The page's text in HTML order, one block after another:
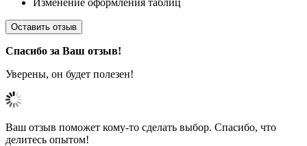
Оставить отзыв
Спасибо за Ваш отзыв!
Уверены, он будет полезен!
Ваш отзыв поможет кому-то сделать выбор. Спасибо, что
делитесь опытом!